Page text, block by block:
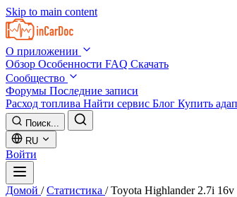
Skip to main content
О приложении
Обзор Особенности FAQ Скачать
Сообщество
Форумы Последние записи
Расход топлива Найти сервис Блог Купить
Поиск...
RU
Войти
Домой / Статистика / Toyota Highlander 2.7i